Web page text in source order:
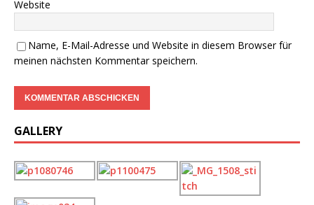
Website
Name, E-Mail-Adresse und Website in diesem Browser für
meinen nächsten Kommentar speichern.
GALLERY